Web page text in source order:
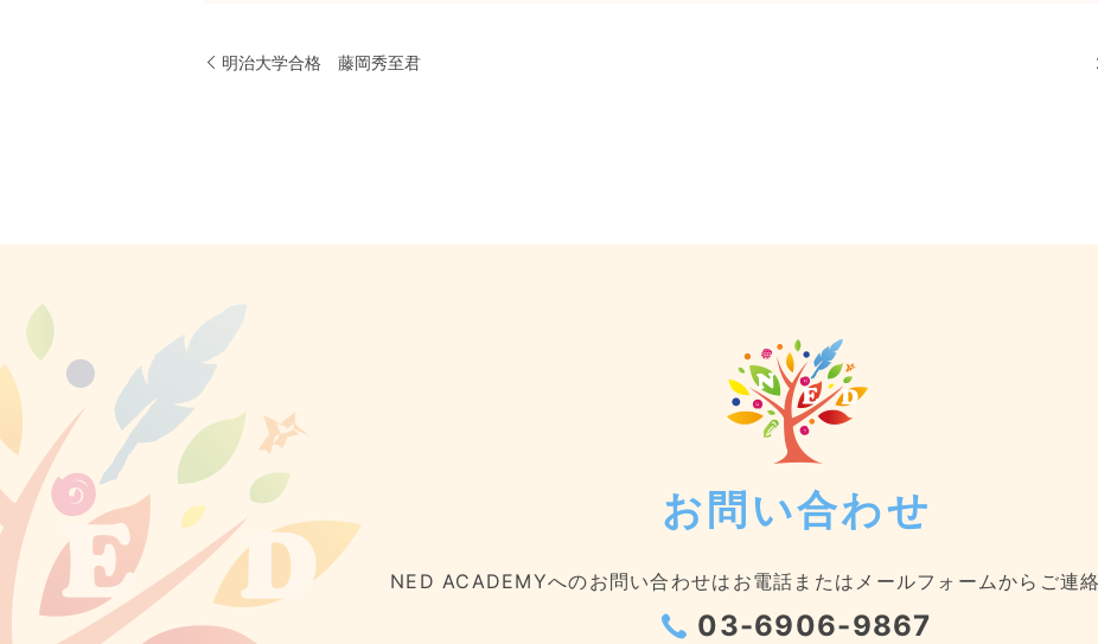
明治大学合格 藤岡秀至君
お問い合わせ
NED ACADEMYへのお問い合わせは お電話またはメールフォームからご連
03-6906-9867